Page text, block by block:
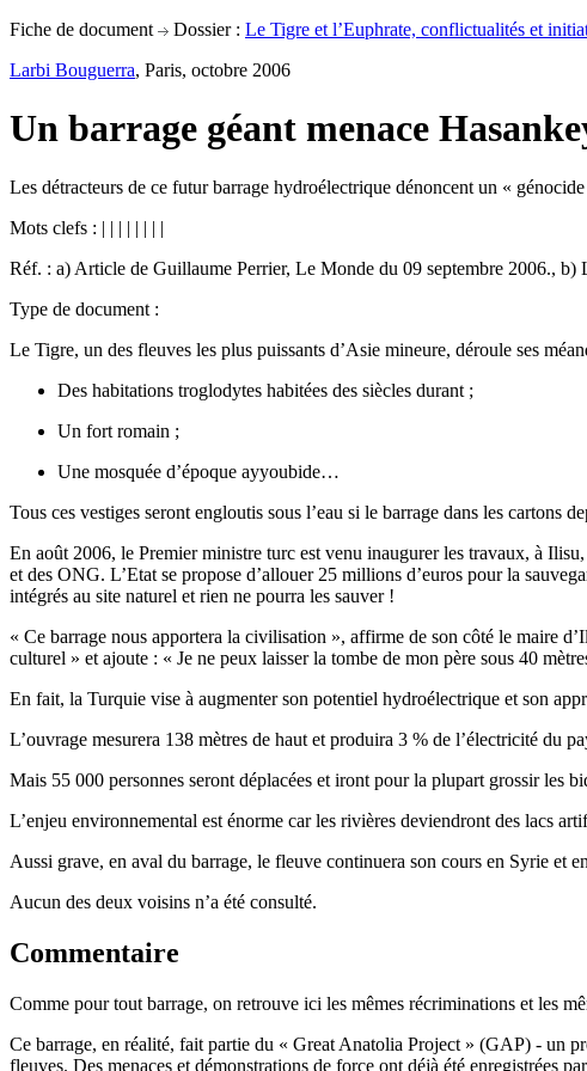
Fiche de document Dossier : Le Tigre et l’Euphrate, conflictualités et
Larbi Bouguerra, Paris, octobre 2006
Un barrage géant menace
Les détracteurs de ce futur barrage hydroélectrique dénoncent un «
Mots clefs : | | | | | | | |
Réf. : a) Article de Guillaume Perrier, Le Monde du 09 septembre 2006.,
Type de document :
Le Tigre, un des fleuves les plus puissants d’Asie mineure, déroule ses
Des habitations troglodytes habitées des siècles durant ;
Un fort romain ;
Une mosquée d’époque ayyoubide…
Tous ces vestiges seront engloutis sous l’eau si le barrage dans les cartons
En août 2006, le Premier ministre turc est venu inaugurer les travaux, à
et des ONG. L’Etat se propose d’allouer 25 millions d’euros pour la
intégrés au site naturel et rien ne pourra les sauver !
« Ce barrage nous apportera la civilisation », affirme de son côté le maire
culturel » et ajoute : « Je ne peux laisser la tombe de mon père sous 40
En fait, la Turquie vise à augmenter son potentiel hydroélectrique et son
L’ouvrage mesurera 138 mètres de haut et produira 3 % de l’électricité du
Mais 55 000 personnes seront déplacées et iront pour la plupart grossir les
L’enjeu environnemental est énorme car les rivières deviendront des lacs
Aussi grave, en aval du barrage, le fleuve continuera son cours en Syrie et
Aucun des deux voisins n’a été consulté.
Commentaire
Comme pour tout barrage, on retrouve ici les mêmes récriminations et les
Ce barrage, en réalité, fait partie du « Great Anatolia Project » (GAP) - un
fleuves. Des menaces et démonstrations de force ont déjà été enregistrées